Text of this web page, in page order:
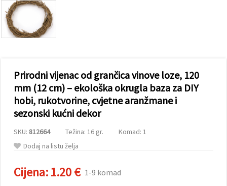
oglase,
uključujući
uz pomoć
naših
partnera za
pristati na
kolačića
klikom na
"Prihvati
naznačiti
preferencije
odabirom
određene
Prirodni vijenac od grančica vinove loze, 120
mm (12 cm) – ekološka okrugla baza za DIY
hobi, rukotvorine, cvjetne aranžmane i
sezonski kućni dekor
SKU: 812664 Težina: 16 gr.
Komad: 1
Dodaj na listu želja
Cijena:1.20 € 1-9 komad